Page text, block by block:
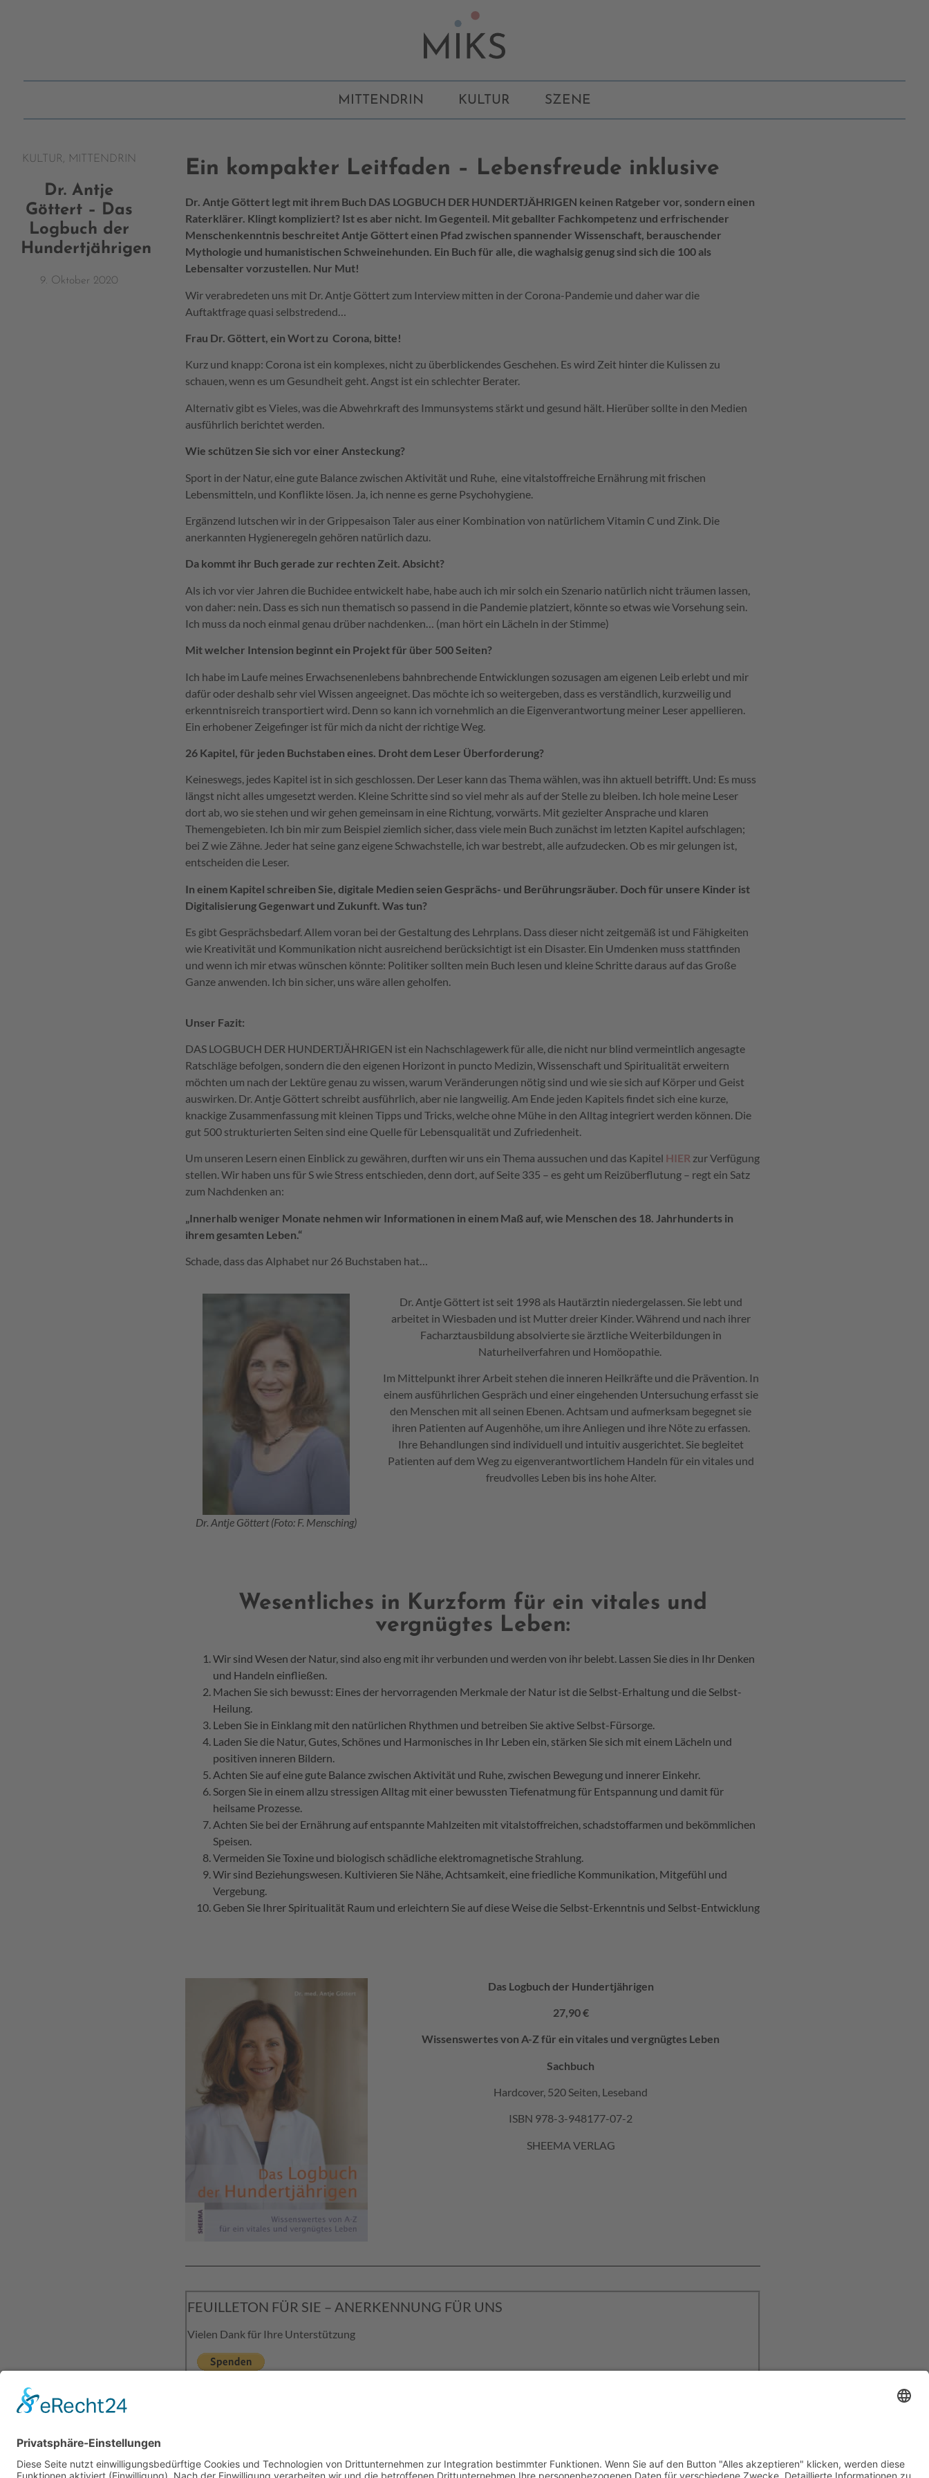
MITTENDRIN KULTUR SZENE
KULTUR, MITTENDRIN
Dr. Antje
Göttert – Das
Logbuch der
Hundertjährigen
9. Oktober 2020
Ein kompakter Leitfaden – Lebensfreude inklusive
Dr. Antje Göttert legt mit ihrem Buch DAS LOGBUCH DER HUNDERTJÄHRIGEN keinen Ratgeber vor, sondern einen
Raterklärer. Klingt kompliziert? Ist es aber nicht. Im Gegenteil. Mit geballter Fachkompetenz und erfrischender
Menschenkenntnis beschreitet Antje Göttert einen Pfad zwischen spannender Wissenschaft, berauschender
Mythologie und humanistischen Schweinehunden. Ein Buch für alle, die waghalsig genug sind sich die 100 als
Lebensalter vorzustellen. Nur Mut!
Wir verabredeten uns mit Dr. Antje Göttert zum Interview mitten in der Corona-Pandemie und daher war die
Auftaktfrage quasi selbstredend…
Frau Dr. Göttert, ein Wort zu Corona, bitte!
Kurz und knapp: Corona ist ein komplexes, nicht zu überblickendes Geschehen. Es wird Zeit hinter die Kulissen zu
schauen, wenn es um Gesundheit geht. Angst ist ein schlechter Berater.
Alternativ gibt es Vieles, was die Abwehrkraft des Immunsystems stärkt und gesund hält. Hierüber sollte in den Medien
ausführlich berichtet werden.
Wie schützen Sie sich vor einer Ansteckung?
Sport in der Natur, eine gute Balance zwischen Aktivität und Ruhe, eine vitalstoffreiche Ernährung mit frischen
Lebensmitteln, und Konflikte lösen. Ja, ich nenne es gerne Psychohygiene.
Ergänzend lutschen wir in der Grippesaison Taler aus einer Kombination von natürlichem Vitamin C und Zink. Die
anerkannten Hygieneregeln gehören natürlich dazu.
Da kommt ihr Buch gerade zur rechten Zeit. Absicht?
Als ich vor vier Jahren die Buchidee entwickelt habe, habe auch ich mir solch ein Szenario natürlich nicht träumen lassen,
von daher: nein. Dass es sich nun thematisch so passend in die Pandemie platziert, könnte so etwas wie Vorsehung sein.
Ich muss da noch einmal genau drüber nachdenken… (man hört ein Lächeln in der Stimme)
Mit welcher Intension beginnt ein Projekt für über 500 Seiten?
Ich habe im Laufe meines Erwachsenenlebens bahnbrechende Entwicklungen sozusagen am eigenen Leib erlebt und mir
dafür oder deshalb sehr viel Wissen angeeignet. Das möchte ich so weitergeben, dass es verständlich, kurzweilig und
erkenntnisreich transportiert wird. Denn so kann ich vornehmlich an die Eigenverantwortung meiner Leser appellieren.
Ein erhobener Zeigefinger ist für mich da nicht der richtige Weg.
26 Kapitel, für jeden Buchstaben eines. Droht dem Leser Überforderung?
Keineswegs, jedes Kapitel ist in sich geschlossen. Der Leser kann das Thema wählen, was ihn aktuell betrifft. Und: Es muss
längst nicht alles umgesetzt werden. Kleine Schritte sind so viel mehr als auf der Stelle zu bleiben. Ich hole meine Leser
dort ab, wo sie stehen und wir gehen gemeinsam in eine Richtung, vorwärts. Mit gezielter Ansprache und klaren
Themengebieten. Ich bin mir zum Beispiel ziemlich sicher, dass viele mein Buch zunächst im letzten Kapitel aufschlagen;
bei Z wie Zähne. Jeder hat seine ganz eigene Schwachstelle, ich war bestrebt, alle aufzudecken. Ob es mir gelungen ist,
entscheiden die Leser.
In einem Kapitel schreiben Sie, digitale Medien seien Gesprächs- und Berührungsräuber. Doch für unsere Kinder ist
Digitalisierung Gegenwart und Zukunft. Was tun?
Es gibt Gesprächsbedarf. Allem voran bei der Gestaltung des Lehrplans. Dass dieser nicht zeitgemäß ist und Fähigkeiten
wie Kreativität und Kommunikation nicht ausreichend berücksichtigt ist ein Disaster. Ein Umdenken muss stattfinden
und wenn ich mir etwas wünschen könnte: Politiker sollten mein Buch lesen und kleine Schritte daraus auf das Große
Ganze anwenden. Ich bin sicher, uns wäre allen geholfen.
Unser Fazit:
DAS LOGBUCH DER HUNDERTJÄHRIGEN ist ein Nachschlagewerk für alle, die nicht nur blind vermeintlich angesagte
Ratschläge befolgen, sondern die den eigenen Horizont in puncto Medizin, Wissenschaft und Spiritualität erweitern
möchten um nach der Lektüre genau zu wissen, warum Veränderungen nötig sind und wie sie sich auf Körper und Geist
auswirken. Dr. Antje Göttert schreibt ausführlich, aber nie langweilig. Am Ende jeden Kapitels findet sich eine kurze,
knackige Zusammenfassung mit kleinen Tipps und Tricks, welche ohne Mühe in den Alltag integriert werden können. Die
gut 500 strukturierten Seiten sind eine Quelle für Lebensqualität und Zufriedenheit.
Um unseren Lesern einen Einblick zu gewähren, durften wir uns ein Thema aussuchen und das Kapitel HIER zur Verfügung
stellen. Wir haben uns für S wie Stress entschieden, denn dort, auf Seite 335 – es geht um Reizüberflutung – regt ein Satz
zum Nachdenken an:
„Innerhalb weniger Monate nehmen wir Informationen in einem Maß auf, wie Menschen des 18. Jahrhunderts in
ihrem gesamten Leben.“
Schade, dass das Alphabet nur 26 Buchstaben hat…
Dr. Antje Göttert (Foto: F. Mensching)
Dr. Antje Göttert ist seit 1998 als Hautärztin niedergelassen. Sie lebt und
arbeitet in Wiesbaden und ist Mutter dreier Kinder. Während und nach ihrer
Facharztausbildung absolvierte sie ärztliche Weiterbildungen in
Naturheilverfahren und Homöopathie.
Im Mittelpunkt ihrer Arbeit stehen die inneren Heilkräfte und die Prävention. In
einem ausführlichen Gespräch und einer eingehenden Untersuchung erfasst sie
den Menschen mit all seinen Ebenen. Achtsam und aufmerksam begegnet sie
ihren Patienten auf Augenhöhe, um ihre Anliegen und ihre Nöte zu erfassen.
Ihre Behandlungen sind individuell und intuitiv ausgerichtet. Sie begleitet
Patienten auf dem Weg zu eigenverantwortlichem Handeln für ein vitales und
freudvolles Leben bis ins hohe Alter.
Wesentliches in Kurzform für ein vitales und
vergnügtes Leben:
Wir sind Wesen der Natur, sind also eng mit ihr verbunden und werden von ihr belebt. Lassen Sie dies in Ihr Denken
und Handeln einfließen.
Machen Sie sich bewusst: Eines der hervorragenden Merkmale der Natur ist die Selbst-Erhaltung und die Selbst-
Heilung.
Leben Sie in Einklang mit den natürlichen Rhythmen und betreiben Sie aktive Selbst-Fürsorge.
Laden Sie die Natur, Gutes, Schönes und Harmonisches in Ihr Leben ein, stärken Sie sich mit einem Lächeln und
positiven inneren Bildern.
Achten Sie auf eine gute Balance zwischen Aktivität und Ruhe, zwischen Bewegung und innerer Einkehr.
Sorgen Sie in einem allzu stressigen Alltag mit einer bewussten Tiefenatmung für Entspannung und damit für
heilsame Prozesse.
Achten Sie bei der Ernährung auf entspannte Mahlzeiten mit vitalstoffreichen, schadstoffarmen und bekömmlichen
Speisen.
Vermeiden Sie Toxine und biologisch schädliche elektromagnetische Strahlung.
Wir sind Beziehungswesen. Kultivieren Sie Nähe, Achtsamkeit, eine friedliche Kommunikation, Mitgefühl und
Vergebung.
Geben Sie Ihrer Spiritualität Raum und erleichtern Sie auf diese Weise die Selbst-Erkenntnis und Selbst-Entwicklung
Das Logbuch der Hundertjährigen
27,90 €
Wissenswertes von A-Z für ein vitales und vergnügtes Leben
Sachbuch
Hardcover, 520 Seiten, Leseband
ISBN 978-3-948177-07-2
SHEEMA VERLAG
FEUILLETON FÜR SIE – ANERKENNUNG FÜR UNS
Vielen Dank für Ihre Unterstützung